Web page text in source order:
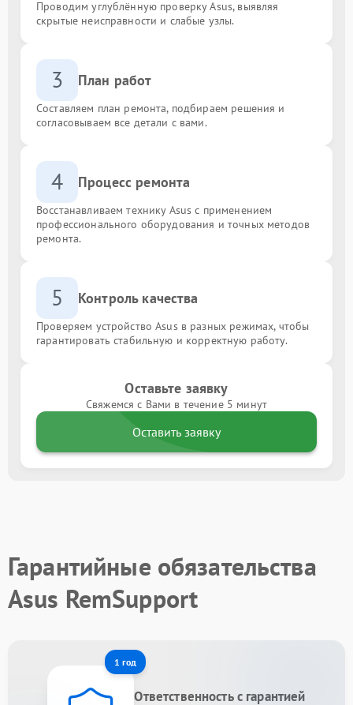
Проводим углублённую проверку Asus, выявляя
скрытые неисправности и слабые узлы.
3 План работ
Составляем план ремонта, подбираем решения и
согласовываем все детали с вами.
4 Процесс ремонта
Восстанавливаем технику Asus с применением
профессионального оборудования и точных методов
ремонта.
5 Контроль качества
Проверяем устройство Asus в разных режимах, чтобы
гарантировать стабильную и корректную работу.
Оставьте заявку
Свяжемся с Вами в течение 5 минут
Оставить заявку
Гарантийные обязательства
Asus RemSupport
1 год
Ответственность с гарантией